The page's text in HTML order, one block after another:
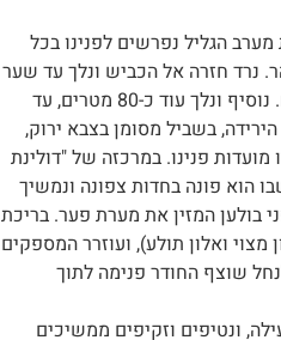
מערב הגליל נפרשים לפנינו בכל
נרד חזרה אל הכביש ונלך עד שער
הבסיס. צמוד לגדר, ומחוצה לה, מימין-ממזרח, ישנו שביל הליכה צר, נעבור בו בזהירות. חדי-העין שבינינו יבחינו בסמוך לשביל בשפע מאובנים. נוסיף ונלך עוד כ-80 מטרים, עד
בשביל מסומן בצבא ירוק,
פנינו. במרכזה של "דולינת
הוא פונה בחדות צפונה ונמשיך
בולען המזין את מערת פער. בריכת
ואלון תולע), ועוזרר המספקים
שוצף החודר פנימה לתוך
ונטיפים וזקיפים ממשיכים